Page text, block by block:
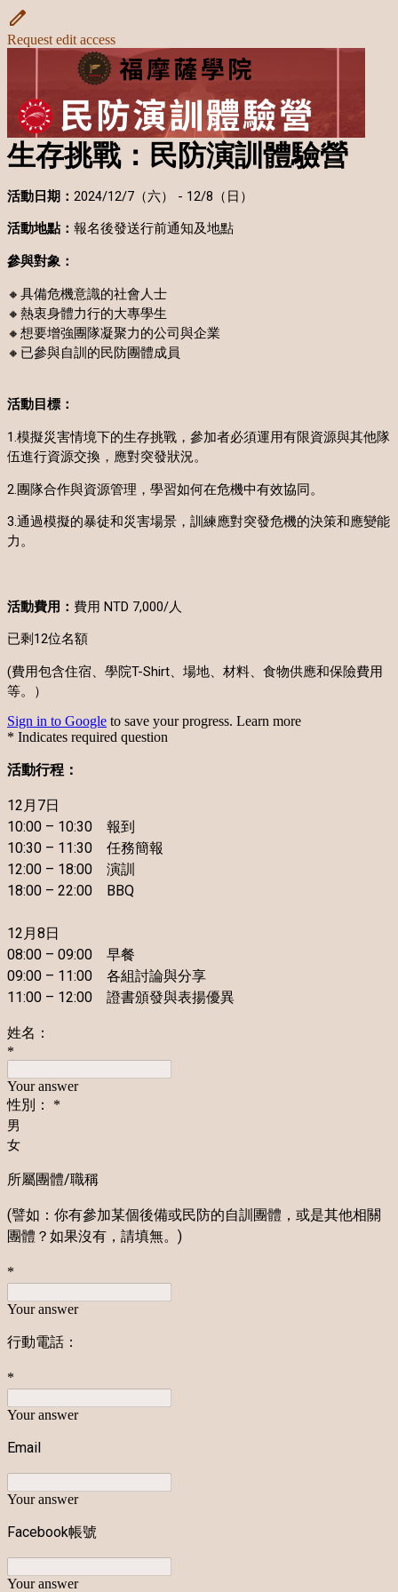
Request edit access
生存挑戰：民防演訓體驗營
活動日期： 2024/12/7（六） - 12/8（日）
活動地點： 報名後發送行前通知及地點
參與對象：
🔸具備危機意識的社會人士
🔸熱衷身體力行的大專學生
🔸想要增強團隊凝聚力的公司與企業
🔸已參與自訓的民防團體成員
活動目標：
1.模擬災害情境下的生存挑戰，參加者必須運用有限資源與其他隊
伍進行資源交換，應對突發狀況。
2.團隊合作與資源管理，學習如何在危機中有效協同。
3.通過模擬的暴徒和災害場景，訓練應對突發危機的決策和應變能
力。
活動費用： 費用 NTD 7,000/人
已剩12位名額
(費用包含住宿、學院T-Shirt、場地、材料、食物供應和保險費用
等。）
Sign in to Google to save your progress. Learn more
* Indicates required question
活動行程：
12月7日
10:00 – 10:30 報到
10:30 – 11:30 任務簡報
12:00 – 18:00 演訓
18:00 – 22:00 BBQ
12月8日
08:00 – 09:00 早餐
09:00 – 11:00 各組討論與分享
11:00 – 12:00 證書頒發與表揚優異
姓名：
*
Your answer
性別： *
男
女
所屬團體/職稱
(譬如：你有參加某個後備或民防的自訓團體，或是其他相關
團體？如果沒有，請填無。)
*
Your answer
行動電話：
*
Your answer
Email
Your answer
Facebook帳號
Your answer